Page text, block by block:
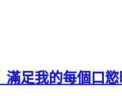
滿足我的每個口